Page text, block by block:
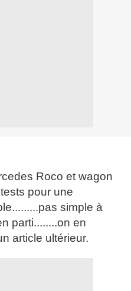
Roco et wagon
pour une
simple à
parti........on en
article ultérieur.